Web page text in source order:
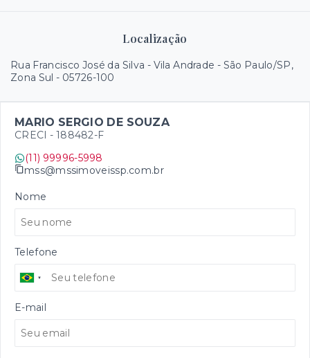
Localização
Rua Francisco José da Silva - Vila Andrade - São Paulo/SP,
Zona Sul - 05726-100
MARIO SERGIO DE SOUZA
CRECI - 188482-F
(11) 99996-5998
mss@mssimoveissp.com.br
Nome
Telefone
E-mail